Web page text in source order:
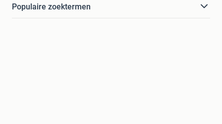
Populaire zoektermen